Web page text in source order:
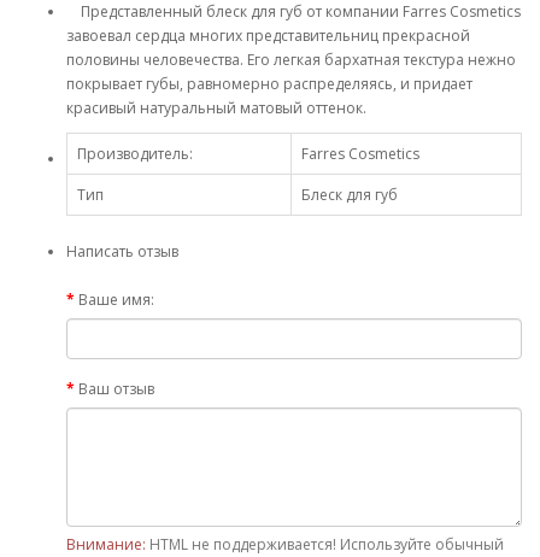
Представленный блеск для губ от компании Farres Cosmetics
завоевал сердца многих представительниц прекрасной
половины человечества. Его легкая бархатная текстура нежно
покрывает губы, равномерно распределяясь, и придает
красивый натуральный матовый оттенок.
Производитель:
Farres Cosmetics
Тип
Блеск для губ
Написать отзыв
Ваше имя:
Ваш отзыв
Внимание: HTML не поддерживается! Используйте обычный